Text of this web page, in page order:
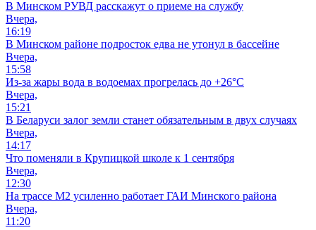
В Минском РУВД расскажут о приеме на службу
Вчера,
16:19
В Минском районе подросток едва не утонул в бассейне
Вчера,
15:58
Из-за жары вода в водоемах прогрелась до +26°C
Вчера,
15:21
В Беларуси залог земли станет обязательным в двух случаях
Вчера,
14:17
Что поменяли в Крупицкой школе к 1 сентября
Вчера,
12:30
На трассе М2 усиленно работает ГАИ Минского района
Вчера,
11:20